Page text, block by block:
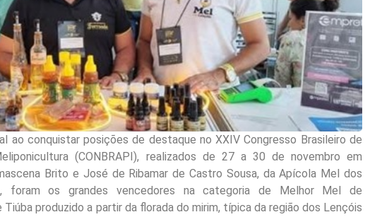
ao conquistar posições de destaque no XXIV Congresso Brasileiro de
(CONBRAPI), realizados de 27 a 30 de novembro em
Brito e José de Ribamar de Castro Sousa, da Apícola Mel dos
foram os grandes vencedores na categoria de Melhor Mel de
produzido a partir da florada do mirim, típica da região dos Lençóis